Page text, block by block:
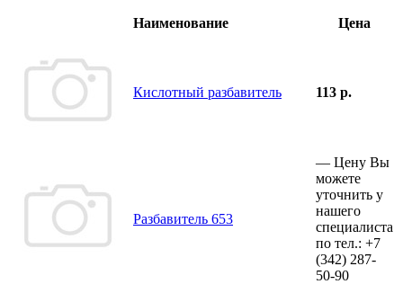
Наименование Цена
Кислотный разбавитель 113 р.
Разбавитель 653
— Цену Вы
можете
уточнить у
нашего
специалиста
по тел.: +7
(342) 287-
50-90